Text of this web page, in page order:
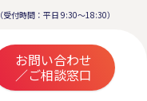
（受付時間：平日 9:30～18:30）
お問い合わせ
／ご相談窓口